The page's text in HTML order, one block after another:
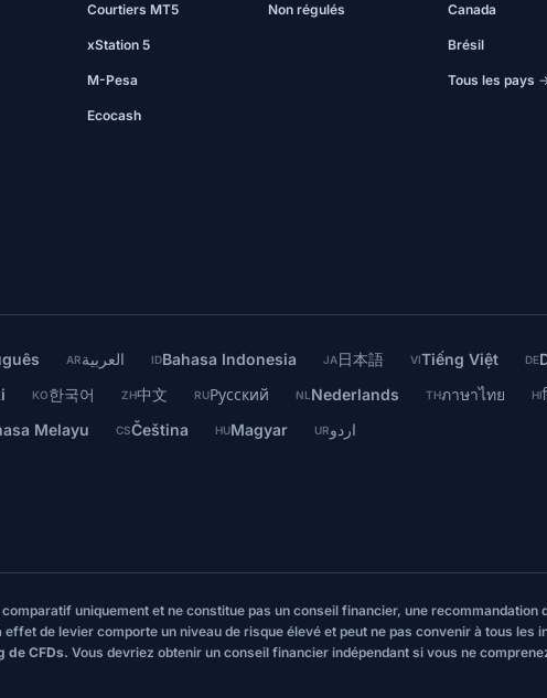
Courtiers MT5
xStation 5
M-Pesa
Ecocash
Non régulés Canada
Brésil
Tous les pays
ARالعربية IDBahasa Indonesia JA日本語 VITiếng Việt DE
KO한국어 ZH中文 RUРусский NL Nederlands THภาษาไทย HI
Melayu CSČeština HUMagyar URاردو
uniquement et ne constitue pas un conseil financier, une
de levier comporte un niveau de risque élevé et peut ne pas convenir à tous les
de CFDs. Vous devriez obtenir un conseil financier indépendant si vous ne